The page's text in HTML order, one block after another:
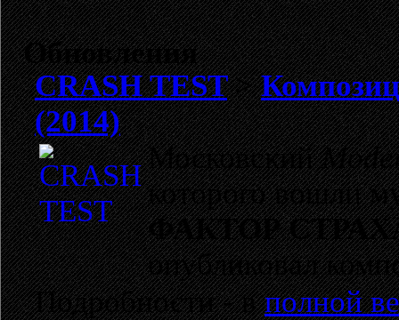
Обновления
CRASH TEST>
(2014)
Московский
которого вошли
ФАКТОР
опубликовал
Подробности - вполной